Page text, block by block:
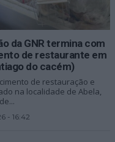
da GNR termina com
de restaurante em
do cacém)
de restauração e
na localidade de Abela,
- 16:42